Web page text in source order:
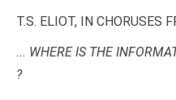
T.S. ELIOT, IN CHORUSES
... WHERE IS THE
?